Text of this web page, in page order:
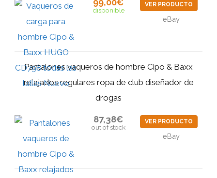
disponible
VER PRODUCTO
eBay
Pantalones vaqueros de hombre Cipo & Baxx
relajados regulares ropa de club diseñador de
drogas
87,38€
out of stock
VER PRODUCTO
eBay